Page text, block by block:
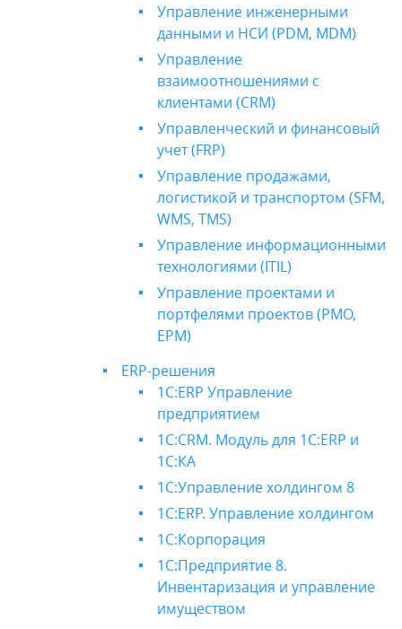
Управление инженерными
данными и НСИ (PDM, MDM)
Управление
взаимоотношениями с
клиентами (CRM)
Управленческий и финансовый
учет (FRP)
Управление продажами,
логистикой и транспортом (SFM,
WMS, TMS)
Управление информационными
технологиями (ITIL)
Управление проектами и
портфелями проектов (PMO,
EPM)
ERP-решения
1С:ERP Управление
предприятием
1С:CRM. Модуль для 1С:ERP и
1С:КА
1С:Управление холдингом 8
1С:ERP. Управление холдингом
1С:Корпорация
1С:Предприятие 8.
Инвентаризация и управление
имуществом